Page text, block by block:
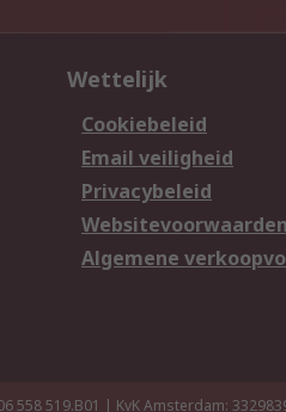
Wettelijk
Cookiebeleid
Email veiligheid
Privacybeleid
Websitevoorwaarden
Algemene
558 519.B01 | KvK Amsterdam: